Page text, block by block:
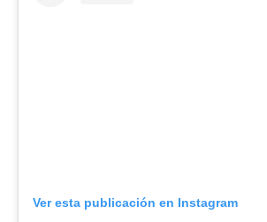
Ver esta publicación en Instagram